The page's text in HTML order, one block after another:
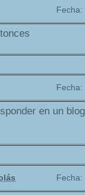
Fecha:
Fecha:
en un
Fecha: